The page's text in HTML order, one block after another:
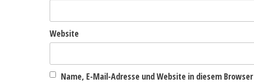
Website
Name, E-Mail-Adresse und Website in diesem